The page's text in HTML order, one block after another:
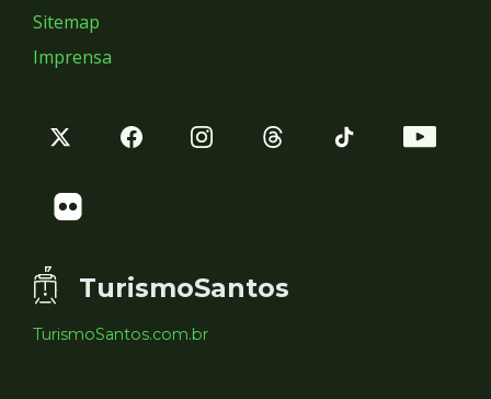
Sitemap
Imprensa
TurismoSantos
TurismoSantos.com.br